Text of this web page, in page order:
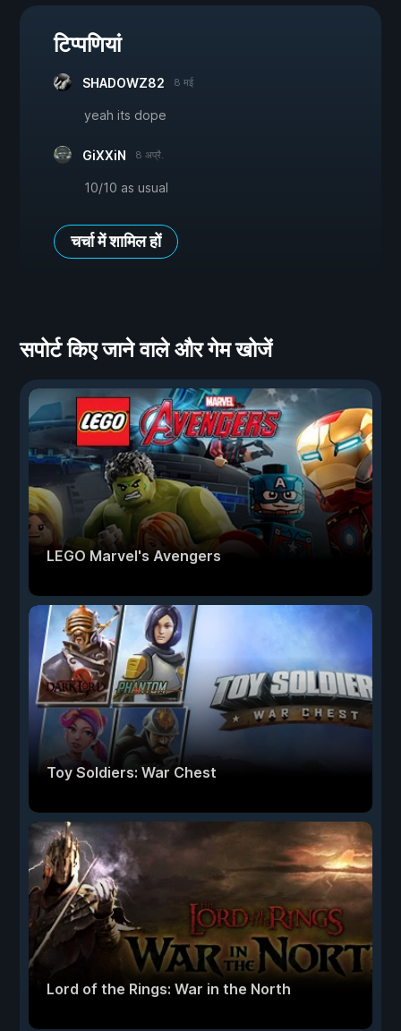
टिप्पणियां
SHADOWZ82 8 मई
yeah its dope
GiXXiN 8 अप्रै.
10/10 as usual
चर्चा में शामिल हों
सपोर्ट किए जाने वाले और गेम खोजें
LEGO Marvel's Avengers
Toy Soldiers: War Chest
Lord of the Rings: War in the North